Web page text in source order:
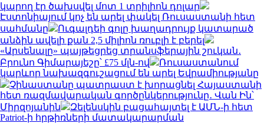
կարող էր ծախսվել մոտ 1 տրիլիոն դոլար
Էստոնիայում կոչ են արել փակել Ռուսաստանի հետ
սահմանը
Ուգալդեի գոլը խաղադրույք կատարած
անձին ավելի քան 2,5 միլիոն ռուբլի է բերել
«Արսենալը» պայթեցրեց տրանսֆերային շուկան․
Բրունո Գիմարայեշը՝ £75 մլն-ով
Ռուսաստանում
կարևոր նախազգուշացում են արել Եվրամիությանը
Չինաստանը պատրաստ է խորացնել Հայաստանի
հետ ռազմավարական գործընկերությունը․ Վան Ին՝
Միրզոյանին
Զելենսկին բացահայտել է ԱՄՆ-ի հետ
Patriot-ի հրթիռների մատակարարման